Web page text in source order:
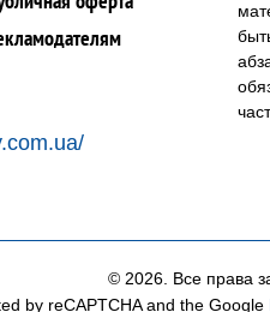
© 2026. Все права
by reCAPTCHA and the Google